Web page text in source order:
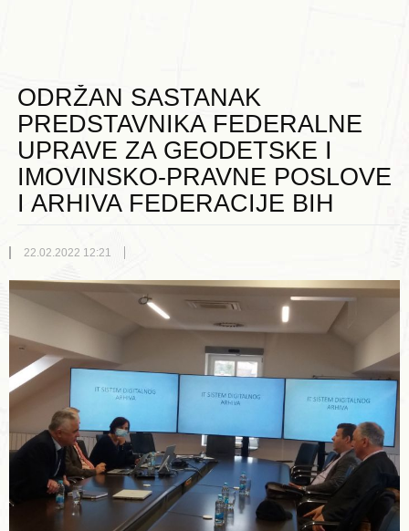
ODRŽAN SASTANAK
PREDSTAVNIKA FEDERALNE
UPRAVE ZA GEODETSKE I
IMOVINSKO-PRAVNE POSLOVE
I ARHIVA FEDERACIJE BIH
22.02.2022 12:21